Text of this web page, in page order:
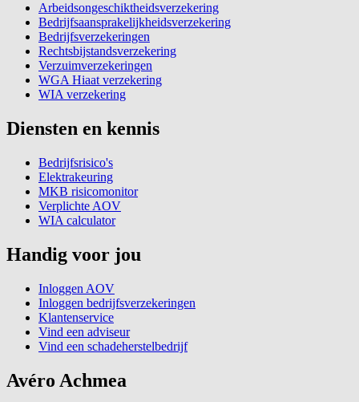
Arbeidsongeschiktheidsverzekering
Bedrijfsaansprakelijkheidsverzekering
Bedrijfsverzekeringen
Rechtsbijstandsverzekering
Verzuimverzekeringen
WGA Hiaat verzekering
WIA verzekering
Diensten en kennis
Bedrijfsrisico's
Elektrakeuring
MKB risicomonitor
Verplichte AOV
WIA calculator
Handig voor jou
Inloggen AOV
Inloggen bedrijfsverzekeringen
Klantenservice
Vind een adviseur
Vind een schadeherstelbedrijf
Avéro Achmea